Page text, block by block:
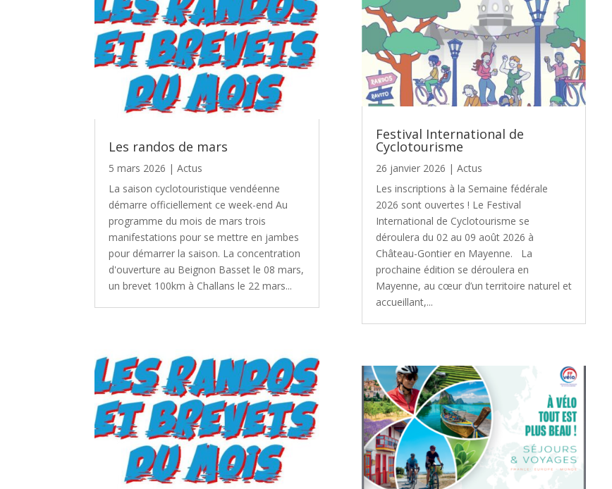
Les randos de mars
5 mars 2026 |Actus
La saison cyclotouristique vendéenne
démarre officiellement ce week-end Au
programme du mois de mars trois
manifestations pour se mettre en jambes
pour démarrer la saison. La concentration
d'ouverture au Beignon Basset le 08 mars,
un brevet 100km à Challans le 22 mars...
Festival International de
Cyclotourisme
26 janvier 2026 | Actus
Les inscriptions à la Semaine fédérale
2026 sont ouvertes ! Le Festival
International de Cyclotourisme se
déroulera du 02 au 09 août 2026 à
Château-Gontier en Mayenne. La
prochaine édition se déroulera en
Mayenne, au cœur d’un territoire naturel et
accueillant,...